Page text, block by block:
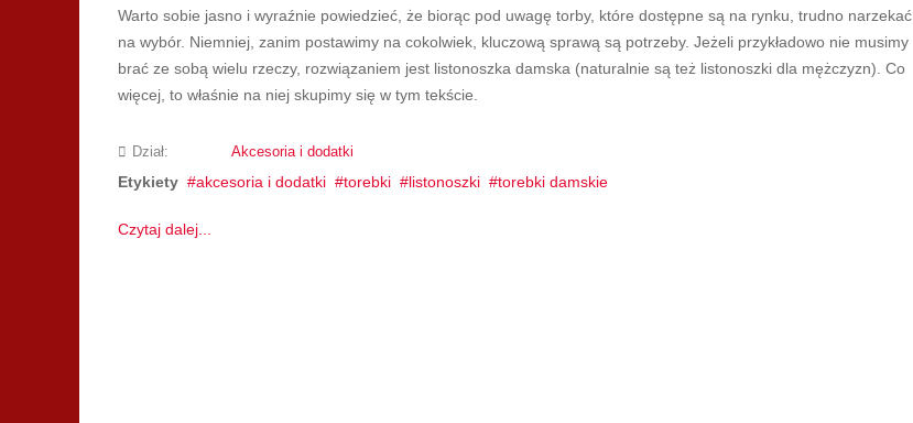
Warto sobie jasno i wyraźnie powiedzieć, że biorąc pod uwagę torby, które dostępne są na rynku, trudno narzekać
na wybór. Niemniej, zanim postawimy na cokolwiek, kluczową sprawą są potrzeby. Jeżeli przykładowo nie musimy
brać ze sobą wielu rzeczy, rozwiązaniem jest listonoszka damska (naturalnie są też listonoszki dla mężczyzn). Co
więcej, to właśnie na niej skupimy się w tym tekście.
Dział: Akcesoria i dodatki
Etykiety akcesoria i dodatki torebki listonoszki torebki damskie
Czytaj dalej...